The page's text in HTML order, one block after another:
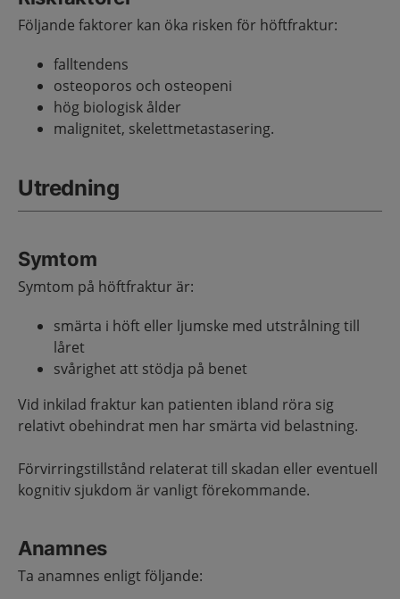
Följande faktorer kan öka risken för höftfraktur:
falltendens
osteoporos och osteopeni
hög biologisk ålder
malignitet, skelettmetastasering.
Utredning
Symtom
Symtom på höftfraktur är:
smärta i höft eller ljumske med utstrålning till
låret
svårighet att stödja på benet
Vid inkilad fraktur kan patienten ibland röra sig
relativt obehindrat men har smärta vid belastning.
Förvirringstillstånd relaterat till skadan eller eventuell
kognitiv sjukdom är vanligt förekommande.
Anamnes
Ta anamnes enligt följande: